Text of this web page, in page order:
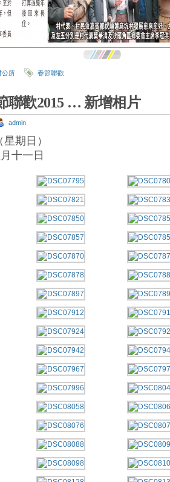
公所 春節聯歡
聯歡2015 … 新增相片
admin
期日）
十一日